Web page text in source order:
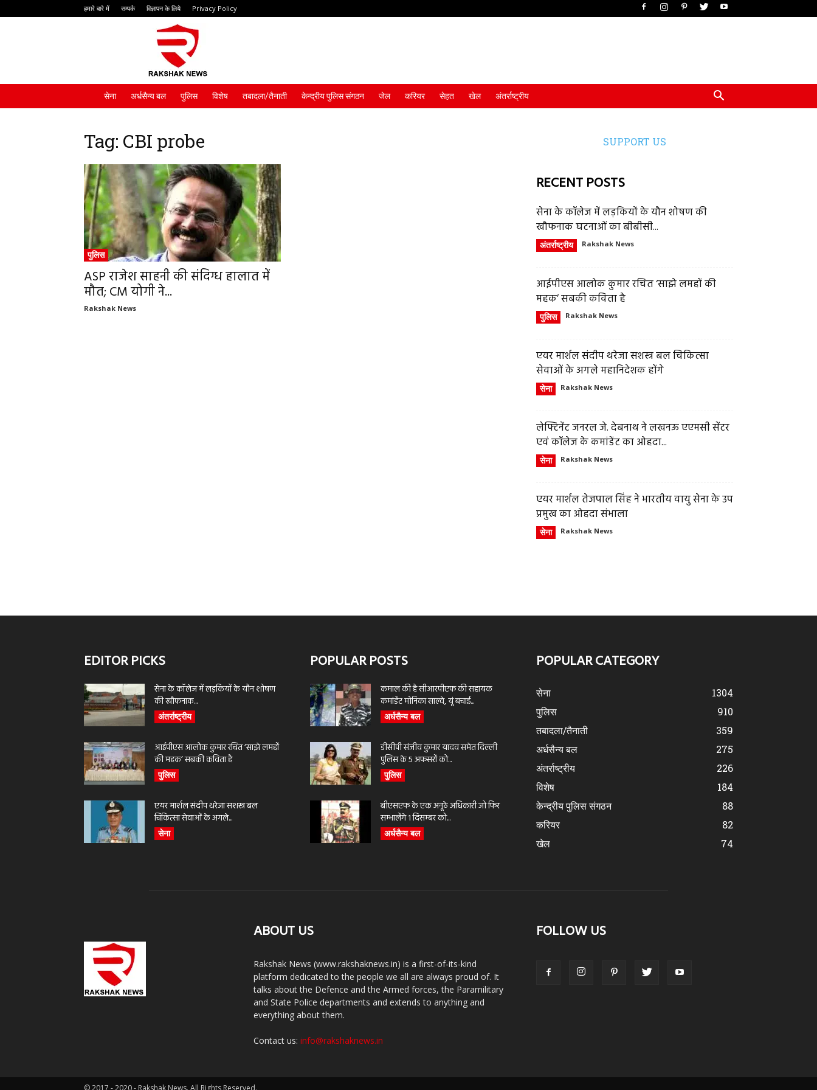
हमारे बारे में सम्पर्क विज्ञापन के लिये Privacy Policy
सेना अर्धसैन्य बल पुलिस विशेष तबादला/तैनाती केन्द्रीय पुलिस संगठन जेल करियर सेहत खेल अंतर्राष्ट्रीय
Tag: CBI probe
पुलिस
ASP राजेश साहनी की संदिग्ध हालात में
मौत; CM योगी ने...
Rakshak News
SUPPORT US
RECENT POSTS
सेना के कॉलेज में लड़कियों के यौन शोषण की
खौफनाक घटनाओं का बीबीसी...
अंतर्राष्ट्रीय Rakshak News
आईपीएस आलोक कुमार रचित ‘साझे लमहों की
महक’ सबकी कविता है
पुलिस Rakshak News
एयर मार्शल संदीप थरेजा सशस्त्र बल चिकित्सा
सेवाओं के अगले महानिदेशक होंगे
सेना Rakshak News
लेफ्टिनेंट जनरल जे. देबनाथ ने लखनऊ एएमसी सेंटर
एवं कॉलेज के कमांडेंट का ओहदा...
सेना Rakshak News
एयर मार्शल तेजपाल सिंह ने भारतीय वायु सेना के उप
प्रमुख का ओहदा संभाला
सेना Rakshak News
EDITOR PICKS
सेना के कॉलेज में लड़कियों के यौन शोषण
की खौफनाक...
अंतर्राष्ट्रीय
आईपीएस आलोक कुमार रचित ‘साझे लमहों
की महक’ सबकी कविता है
पुलिस
एयर मार्शल संदीप थरेजा सशस्त्र बल
चिकित्सा सेवाओं के अगले...
सेना
POPULAR POSTS
कमाल की है सीआरपीएफ की सहायक
कमांडेंट मोनिका साल्वे, यूं बचाई...
अर्धसैन्य बल
डीसीपी संजीव कुमार यादव समेत दिल्ली
पुलिस के 5 अफसरों को...
पुलिस
बीएसएफ के एक अनूठे अधिकारी जो फिर
सम्भालेंगे 1 दिसम्बर को...
अर्धसैन्य बल
POPULAR CATEGORY
सेना
1304
पुलिस
910
तबादला/तैनाती
359
अर्धसैन्य बल
275
अंतर्राष्ट्रीय
226
विशेष
184
केन्द्रीय पुलिस संगठन
88
करियर
82
खेल
74
ABOUT US
Rakshak News (www.rakshaknews.in) is a first-of-its-kind
platform dedicated to the people we all are always proud of. It
talks about the Defence and the Armed forces, the Paramilitary
and State Police departments and extends to anything and
everything about them.
Contact us: info@rakshaknews.in
FOLLOW US
© 2017 - 2020 - Rakshak News. All Rights Reserved.